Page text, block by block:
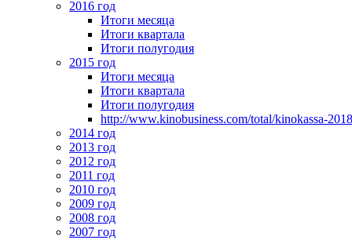
2016 год
Итоги месяца
Итоги квартала
Итоги полугодия
2015 год
Итоги месяца
Итоги квартала
Итоги полугодия
http://www.kinobusiness.com/total/kinokassa-
2014 год
2013 год
2012 год
2011 год
2010 год
2009 год
2008 год
2007 год